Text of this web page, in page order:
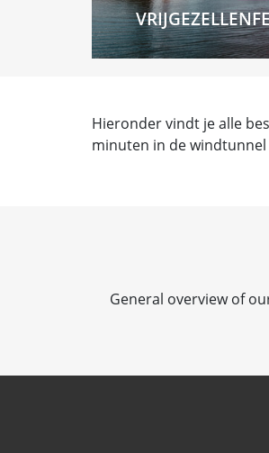
Hieronder vindt je alle
minuten in de
General overview of